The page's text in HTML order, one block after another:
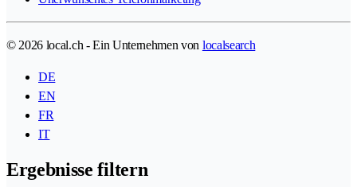
© 2026 local.ch - Ein Unternehmen von localsearch
DE
EN
FR
IT
Ergebnisse filtern